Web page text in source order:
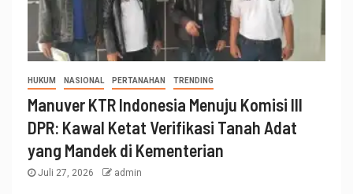
HUKUM NASIONAL PERTANAHAN TRENDING
Manuver KTR Indonesia Menuju Komisi III
DPR: Kawal Ketat Verifikasi Tanah Adat
yang Mandek di Kementerian
Juli 27, 2026 admin